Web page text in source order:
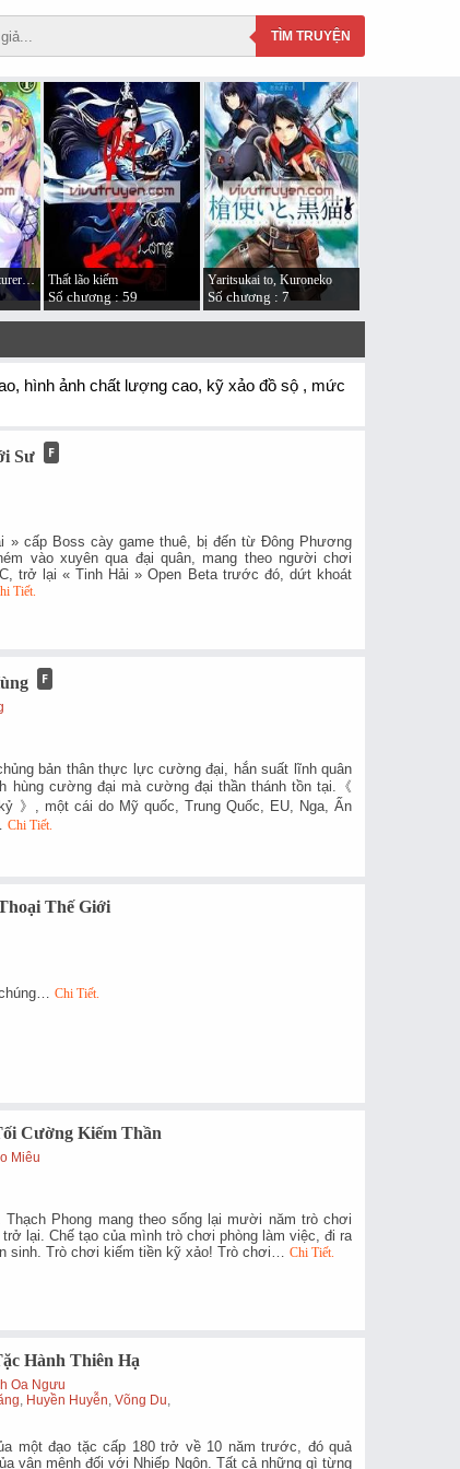
TÌM TRUYỆN
An A-Ranked Adventurer’s “Slow-living” Thất lão kiếm
Số chương : 59
Yaritsukai to, Kuroneko
Số chương : 7
hình ảnh chất lượng cao, kỹ xảo đồ sộ , mức
Sư
» cấp Boss cày game thuê, bị đến từ Đông Phương
vào xuyên qua đại quân, mang theo người chơi
trở lại « Tinh Hải » Open Beta trước đó, dứt khoát
Tiết.
bản thân thực lực cường đại, hắn suất lĩnh quân
hùng cường đại mà cường đại thần thánh tồn tại.《
》, một cái do Mỹ quốc, Trung Quốc, EU, Nga, Ấn
Chi Tiết.
Thế Giới
chúng…Chi Tiết.
Cường Kiếm Thần
Miêu
Thạch Phong mang theo sống lại mười năm trò chơi
lại. Chế tạo của mình trò chơi phòng làm việc, đi ra
sinh. Trò chơi kiếm tiền kỹ xảo! Trò chơi…Chi Tiết.
Hành Thiên Hạ
Oa Ngưu
Huyền Huyễn ,Võng Du
một đạo tặc cấp 180 trở về 10 năm trước, đó quả
vận mệnh đối với Nhiếp Ngôn. Tất cả những gì từng